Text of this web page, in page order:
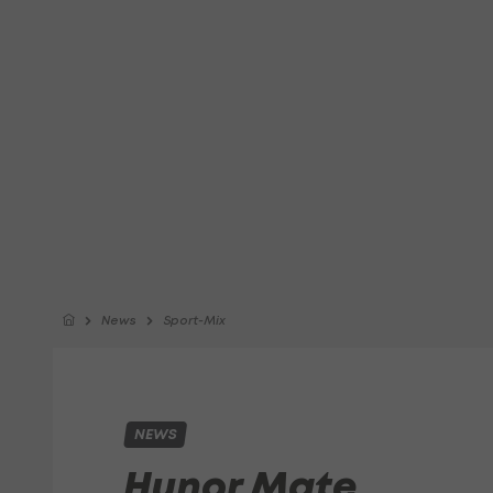
News Sport-Mix
NEWS